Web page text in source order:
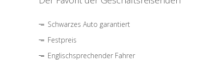
Schwarzes Auto garantiert
Festpreis
Englischsprechender Fahrer